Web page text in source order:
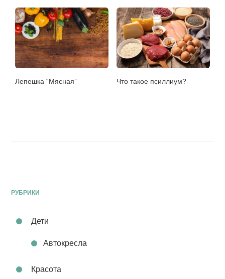
Лепешка “Мясная” Что такое псиллиум?
РУБРИКИ
Дети
Автокресла
Красота